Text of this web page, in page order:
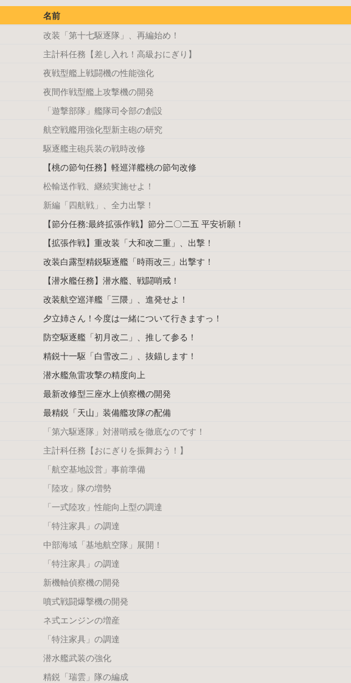
名前
改装「第十七駆逐隊」、再編始め！
主計科任務【差し入れ！高級おにぎり】
夜戦型艦上戦闘機の性能強化
夜間作戦型艦上攻撃機の開発
「遊撃部隊」艦隊司令部の創設
航空戦艦用強化型新主砲の研究
駆逐艦主砲兵装の戦時改修
【桃の節句任務】軽巡洋艦桃の節句改修
松輸送作戦、継続実施せよ！
新編「四航戦」、全力出撃！
【節分任務:最終拡張作戦】節分二〇二五 平安祈願！
【拡張作戦】重改装「大和改二重」、出撃！
改装白露型精鋭駆逐艦「時雨改三」出撃す！
【潜水艦任務】潜水艦、戦闘哨戒！
改装航空巡洋艦「三隈」、進発せよ！
夕立姉さん！今度は一緒について行きますっ！
防空駆逐艦「初月改二」、推して参る！
精鋭十一駆「白雪改二」、抜錨します！
潜水艦魚雷攻撃の精度向上
最新改修型三座水上偵察機の開発
最精鋭「天山」装備艦攻隊の配備
「第六駆逐隊」対潜哨戒を徹底なのです！
主計科任務【おにぎりを振舞おう！】
「航空基地設営」事前準備
「陸攻」隊の増勢
「一式陸攻」性能向上型の調達
「特注家具」の調達
中部海域「基地航空隊」展開！
「特注家具」の調達
新機軸偵察機の開発
噴式戦闘爆撃機の開発
ネ式エンジンの増産
「特注家具」の調達
潜水艦武装の強化
精鋭「瑞雲」隊の編成